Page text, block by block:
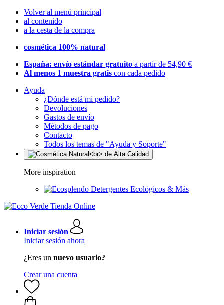
Volver al menú principal
al contenido
a la cesta de la compra
cosmética 100% natural
España: envío estándar gratuito a partir de 54,90 €
Al menos 1 muestra gratis con cada pedido
Ayuda
¿Dónde está mi pedido?
Devoluciones
Gastos de envío
Métodos de pago
Contacto
Todos los temas de "Ayuda y Soporte"
More inspiration
Detergentes Ecológicos & Más
Iniciar sesión
Iniciar sesión ahora
¿Eres un nuevo usuario?
Crear una cuenta